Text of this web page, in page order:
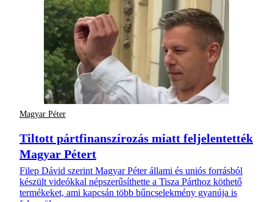
Magyar Péter
Tiltott pártfinanszírozás miatt feljelentették
Magyar Pétert
Filep Dávid szerint Magyar Péter állami és uniós forrásból
készült videókkal népszerűsíthette a Tisza Párthoz köthető
termékeket, ami kapcsán több bűncselekmény gyanúja is